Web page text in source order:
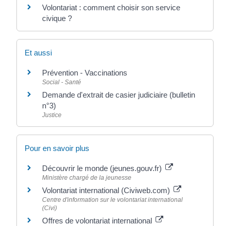
Volontariat : comment choisir son service
civique ?
Et aussi
Prévention - Vaccinations
Social - Santé
Demande d'extrait de casier judiciaire (bulletin
n°3)
Justice
Pour en savoir plus
Découvrir le monde (jeunes.gouv.fr)
Ministère chargé de la jeunesse
Volontariat international (Civiweb.com)
Centre d'information sur le volontariat international
(Civi)
Offres de volontariat international